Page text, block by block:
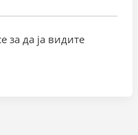
за да ја видите